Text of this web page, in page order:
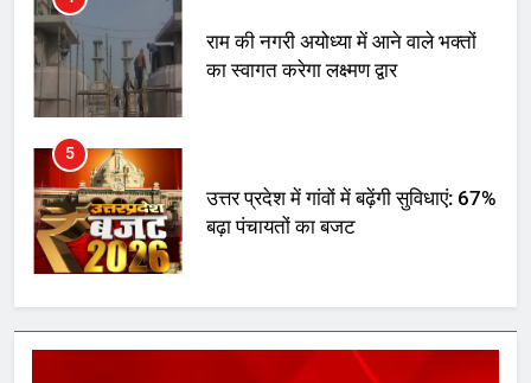
राम की नगरी अयोध्या में आने वाले भक्तों
का स्वागत करेगा लक्ष्मण द्वार
5
उत्तर प्रदेश में गांवों में बढ़ेंगी सुविधाएं: 67%
बढ़ा पंचायतों का बजट
6
गाजा युद्धविराम को लेकर बड़ी खबरें